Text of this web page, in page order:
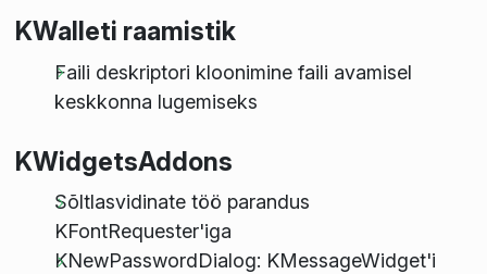
KWalleti raamistik
Faili deskriptori kloonimine faili avamisel
keskkonna lugemiseks
KWidgetsAddons
Sõltlasvidinate töö parandus
KFontRequester'iga
KNewPasswordDialog: KMessageWidget'i